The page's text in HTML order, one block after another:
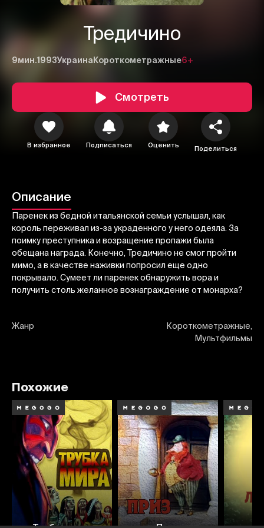
Тредичино
9мин.1993Украина Короткометражные6+
Смотреть
В избранное Подписаться Оценить Поделиться
Описание
Паренек из бедной итальянской семьи услышал, как
король переживал из-за украденного у него одеяла. За
поимку преступника и возращение пропажи была
обещана награда. Конечно, Тредичино не смог пройти
мимо, а в качестве наживки попросил еще одно
покрывало. Сумеет ли паренек обнаружить вора и
получить столь желанное вознаграждение от монарха?
Жанр
Короткометражные,
Мультфильмы
1 2 3
Похожие
5.9